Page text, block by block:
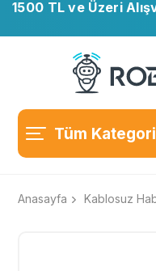
1500 TL ve Üzeri
Tüm
Anasayfa Kablosuz